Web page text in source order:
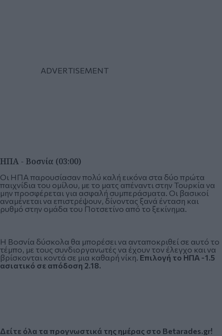
ΗΠΑ - Βοσνία (03:00)
Οι ΗΠΑ παρουσίασαν πολύ καλή εικόνα στα δύο πρώτα
παιχνίδια του ομίλου, με το ματς απέναντι στην Τουρκία να
μην προσφέρεται για ασφαλή συμπεράσματα. Οι βασικοί
αναμένεται να επιστρέψουν, δίνοντας ξανά ένταση και
ρυθμό στην ομάδα του Ποτσετίνο από το ξεκίνημα.
Η Βοσνία δύσκολα θα μπορέσει να ανταποκριθεί σε αυτό το
τέμπο, με τους συνδιοργανωτές να έχουν τον έλεγχο και να
βρίσκονται κοντά σε μια καθαρή νίκη. Επιλογή το ΗΠΑ -1.5
ασιατικό σε απόδοση 2.18.
Δείτε όλα τα προγνωστικά της ημέρας στο Betarades.gr!